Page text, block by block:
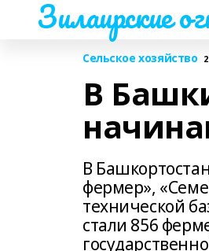
Зилаирские
Сельское хозяйство
В
В
фермер»,
технической
стали 856